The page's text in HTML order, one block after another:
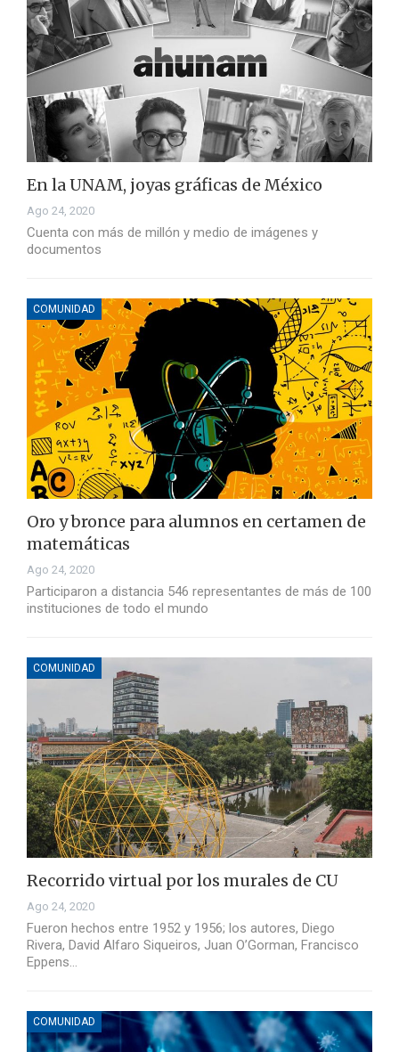
En la UNAM, joyas gráficas de México
Ago 24, 2020
Cuenta con más de millón y medio de imágenes y
documentos
COMUNIDAD
Oro y bronce para alumnos en certamen de
matemáticas
Ago 24, 2020
Participaron a distancia 546 representantes de más de 100
instituciones de todo el mundo
COMUNIDAD
Recorrido virtual por los murales de CU
Ago 24, 2020
Fueron hechos entre 1952 y 1956; los autores, Diego
Rivera, David Alfaro Siqueiros, Juan O’Gorman, Francisco
Eppens…
COMUNIDAD